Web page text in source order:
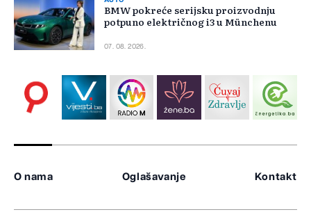
BMW pokreće serijsku proizvodnju
potpuno električnog i3 u Münchenu
07. 08. 2026.
O nama Oglašavanje Kontakt